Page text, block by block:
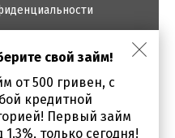
предоставлена в
свой займ!
от 500 гривен, с
кредитной
Первый займ
1.3%, только сегодня!